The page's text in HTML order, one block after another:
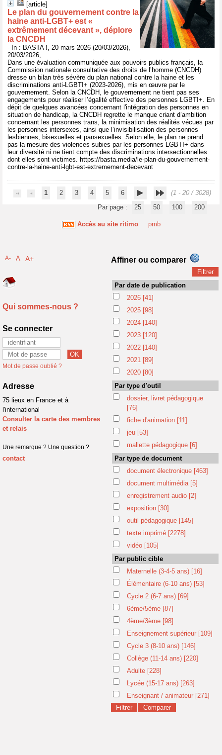
[article]
Le plan du gouvernement contre la
haine anti-LGBT+ est «
extrêmement décevant », déplore
la CNCDH
- In : BASTA !, 20 mars 2026 (20/03/2026),
20/03/2026,
Dans une évaluation communiquée aux pouvoirs publics français, la
Commission nationale consultative des droits de l’homme (CNCDH)
dresse un bilan très sévère du plan national contre la haine et les
discriminations anti-LGBTI+ (2023-2026), mis en œuvre par le
gouvernement. Selon la CNCDH, le gouvernement ne tient pas ses
engagements pour réaliser l’égalité effective des personnes LGBTI+. En
dépit de quelques avancées concernant l'intégration des personnes en
situation de handicap, la CNCDH regrette le manque criant d’ambition
concernant les personnes trans, la minimisation des réalités vécues par
les personnes intersexes, ainsi que l’invisibilisation des personnes
lesbiennes, bisexuelles et pansexuelles. Selon elle, le plan ne prend
pas la mesure des violences subies par les personnes LGBTI+ dans
leur diversité ni ne tient compte des discriminations intersectionnelles
dont elles sont victimes. https://basta.media/le-plan-du-gouvernement-
contre-la-haine-anti-lgbt-est-extremement-decevant
1 2 3 4 5 6
(1 - 20 / 3028)
Par page :
25 50 100 200
Accès au site ritimo pmb
A- A A+
Qui sommes-nous ?
Se connecter
Mot de passe oublié ?
Adresse
75 lieux en France et à
l'international
Consulter la carte des membres
et relais
Une remarque ? Une question ?
contact
Affiner ou comparer
Par date de publication
2026 [41]
2025 [98]
2024 [140]
2023 [120]
2022 [140]
2021 [89]
2020 [80]
Par type d'outil
dossier, livret pédagogique
[76]
fiche d'animation [11]
jeu [53]
mallette pédagogique [6]
Par type de document
document électronique [463]
document multimédia [5]
enregistrement audio [2]
exposition [30]
outil pédagogique [145]
texte imprimé [2278]
vidéo [105]
Par public cible
Maternelle (3-4-5 ans) [16]
Élémentaire (6-10 ans) [53]
Cycle 2 (6-7 ans) [69]
6ème/5ème [87]
4ème/3ème [98]
Enseignement supérieur [109]
Cycle 3 (8-10 ans) [146]
Collège (11-14 ans) [220]
Adulte [228]
Lycée (15-17 ans) [263]
Enseignant / animateur [271]